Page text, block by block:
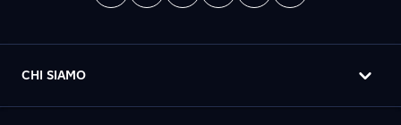
CHI SIAMO